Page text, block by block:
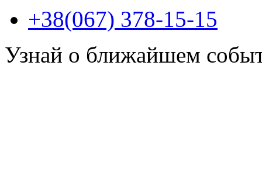
+38(067) 378-15-15
Узнай о ближайшем